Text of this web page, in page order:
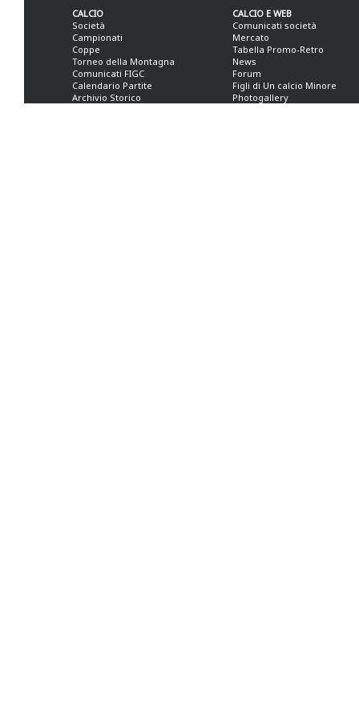
CALCIO
Società
Campionati
Coppe
Torneo della Montagna
Comunicati FIGC
Calendario Partite
Archivio Storico
CALCIO E WEB
Comunicati società
Mercato
Tabella Promo-Retro
News
Forum
Figli di Un calcio Minore
Photogallery